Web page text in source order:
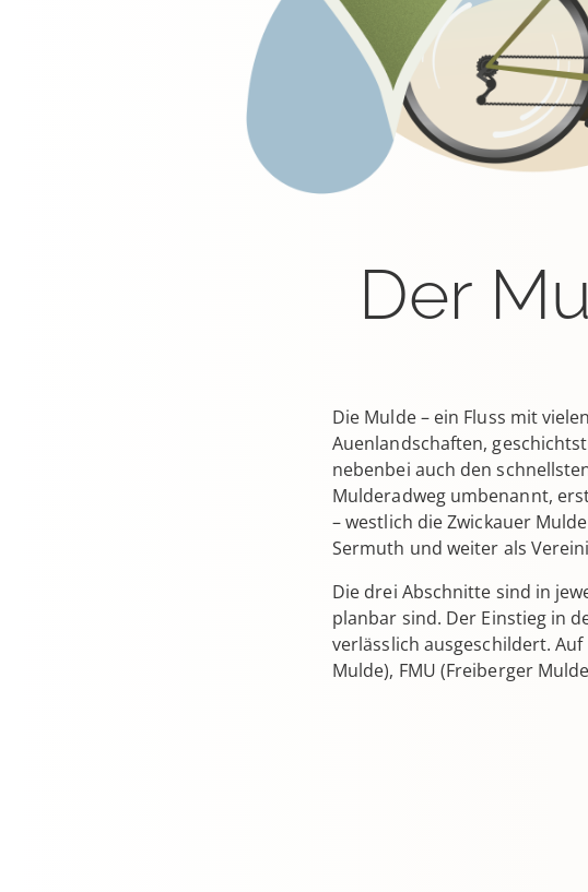
Der
Die Mulde – ein Fluss mit
Auenlandschaften,
nebenbei auch den
Mulderadweg umbenannt,
– westlich die Zwickauer
Sermuth und weiter als
Die drei Abschnitte sind in
planbar sind. Der Einstieg in
verlässlich ausgeschildert.
Mulde), FMU (Freiberger